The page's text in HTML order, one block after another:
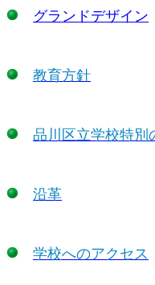
グランドデザイン
教育方針
品川区立学校特別
沿革
学校へのアクセス